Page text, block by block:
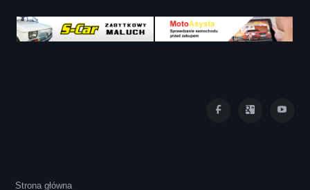
Strona główna